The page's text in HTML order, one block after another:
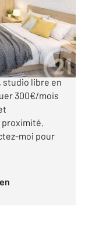
studio libre en
300€/mois
proximité.
moi pour